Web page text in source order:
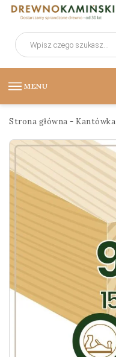
Wyszukiwarka
produktów
MENU
Strona główna - Kantówka